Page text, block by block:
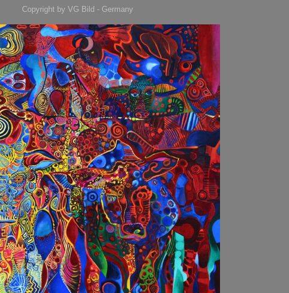
Copyright by VG Bild - Germany